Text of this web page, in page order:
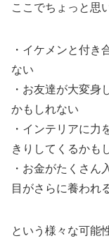
ここでちょっと思
・イケメンと付き
ない
・お友達が大変身
かもしれない
・インテリアに力
きりしてくるかも
・お金がたくさん
目がさらに養われ
という様々な可能